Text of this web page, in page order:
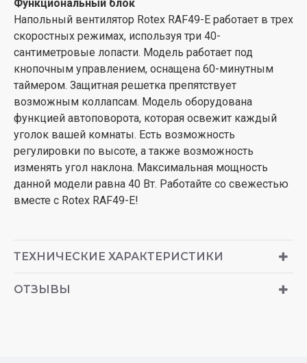
Функциональный блок
Напольный вентилятор Rotex RAF49-E работает в трех
скоростных режимах, используя три 40-
сантиметровые лопасти. Модель работает под
кнопочным управлением, оснащена 60-минутным
таймером. Защитная решетка препятствует
возможным коллапсам. Модель оборудована
функцией автоповорота, которая освежит каждый
уголок вашей комнаты. Есть возможность
регулировки по высоте, а также возможность
изменять угол наклона. Максимальная мощность
данной модели равна 40 Вт. Работайте со свежестью
вместе с Rotex RAF49-E!
ТЕХНИЧЕСКИЕ ХАРАКТЕРИСТИКИ
ОТЗЫВЫ